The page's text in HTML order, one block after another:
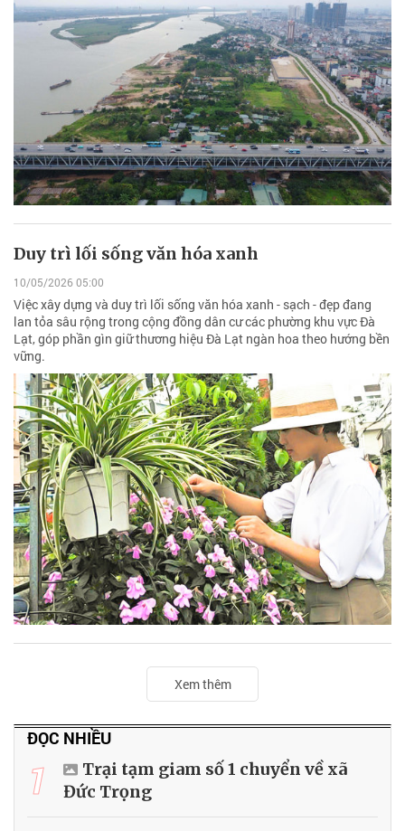
Duy trì lối sống văn hóa xanh
10/05/2026 05:00
Việc xây dựng và duy trì lối sống văn hóa xanh - sạch - đẹp đang
lan tỏa sâu rộng trong cộng đồng dân cư các phường khu vực Đà
Lạt, góp phần gìn giữ thương hiệu Đà Lạt ngàn hoa theo hướng bền
vững.
Xem thêm
ĐỌC NHIỀU
1
Trại tạm giam số 1 chuyển về xã
Đức Trọng